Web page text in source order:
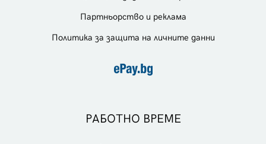
Партньорство и реклама
Политика за защита на личните данни
РАБОТНО ВРЕМЕ